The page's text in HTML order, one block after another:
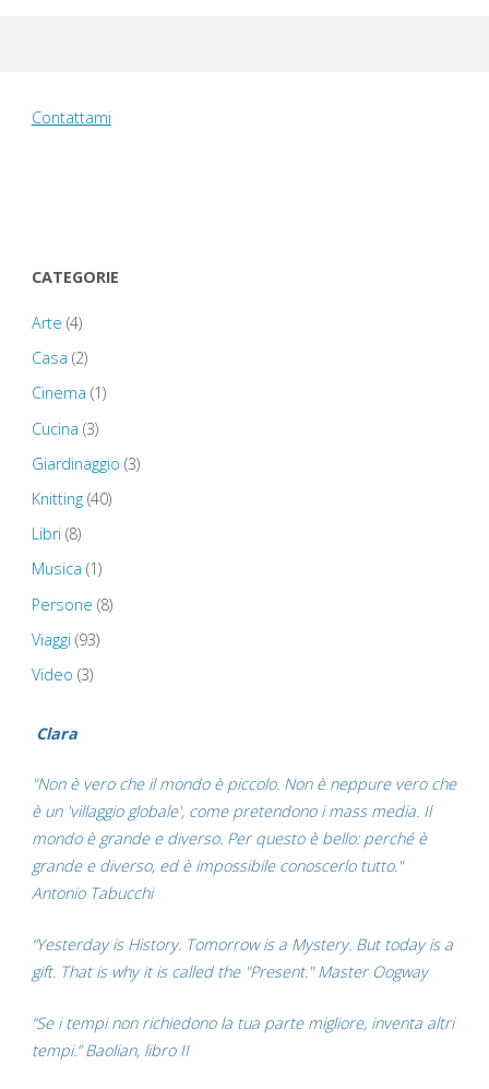
Contattami
CATEGORIE
Arte (4)
Casa (2)
Cinema (1)
Cucina (3)
Giardinaggio (3)
Knitting(40)
Libri (8)
Musica (1)
Persone (8)
Viaggi (93)
Video (3)
Clara
"Non è vero che il mondo è piccolo. Non è neppure vero che
è un 'villaggio globale', come pretendono i mass media. Il
mondo è grande e diverso. Per questo è bello: perché è
grande e diverso, ed è impossibile conoscerlo tutto."
Antonio Tabucchi
“Yesterday is History. Tomorrow is a Mystery. But today is a
gift. That is why it is called the "Present." Master Oogway
“Se i tempi non richiedono la tua parte migliore, inventa altri
tempi.” Baolian, libro II